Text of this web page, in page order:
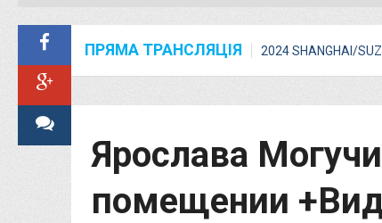
ПРЯМА ТРАНСЛЯЦІЯ 2024 SHANGHAI/
Ярослава
помещении